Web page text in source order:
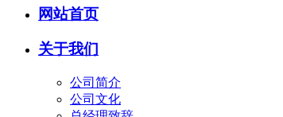
网站首页
关于我们
公司简介
公司文化